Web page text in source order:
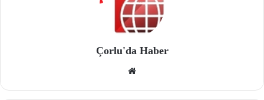
Çorlu'da Haber